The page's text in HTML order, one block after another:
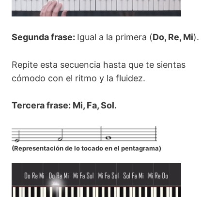
Segunda frase: Igual a la primera (Do, Re, Mi).
Repite esta secuencia hasta que te sientas
cómodo con el ritmo y la fluidez.
Tercera frase: Mi, Fa, Sol.
(Representación de lo tocado en el pentagrama)